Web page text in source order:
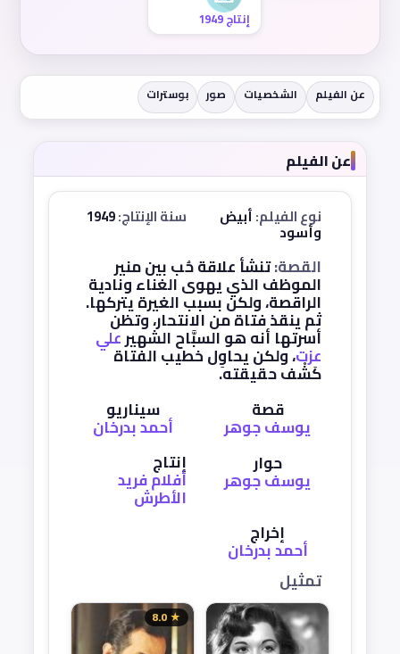
إنتاج 1949
عن الفيلم الشخصيات صور بوسترات
عن الفيلم
نوع الفيلم:أبيض
وأسود
سنة الإنتاج:
القصة:تنشأ علاقة حُب بين منير
الموظف الذي يهوى الغناء ونادية
الراقصة، ولكن بسبب الغيرة يتركها.
ثم ينقذ فتاة من الانتحار، وتظن
أسرتها أنه هو السبَّاح الشهيرعلي
عزت، ولكن يحاوِل خطيب الفتاة
كَشْف حقيقته.
قصة
يوسف جوهر
سيناريو
أحمد بدرخان
حوار
يوسف جوهر
إنتاج
أفلام فريد
الأطرش
إخراج
أحمد بدرخان
تمثيل
★ 8.0